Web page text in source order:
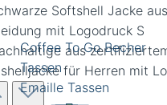
Coffee To Go Becher
Tassen
Emaille Tassen